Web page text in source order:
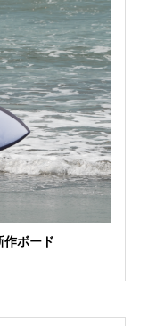
ボード